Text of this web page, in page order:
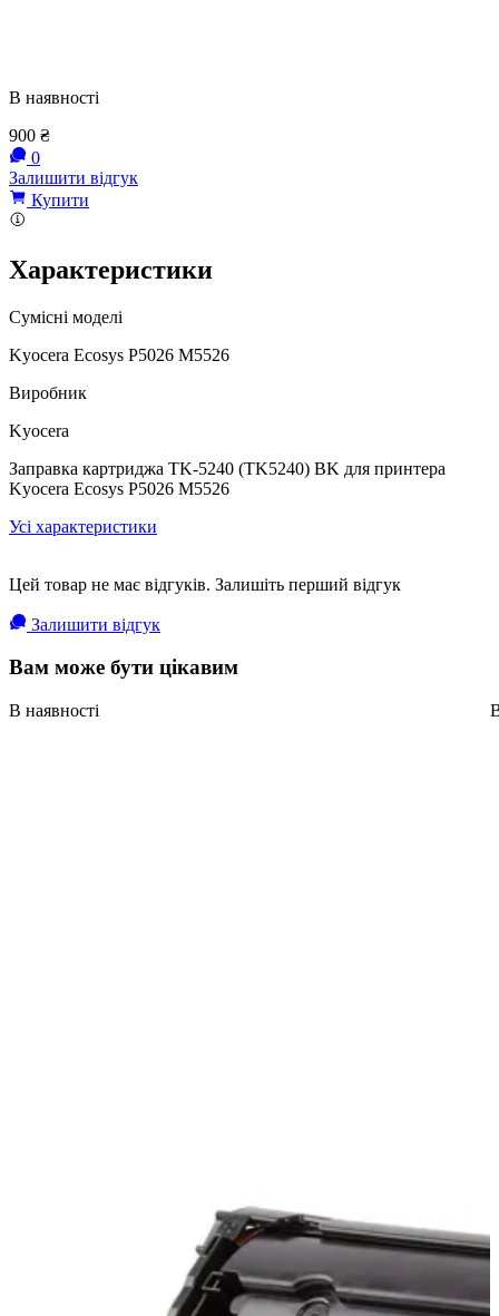
В наявності
900 ₴
0
Залишити відгук
Купити
Характеристики
Сумісні моделі
Kyocera Ecosys P5026 M5526
Виробник
Kyocera
Заправка картриджа TK-5240 (TK5240) BK для принтера
Kyocera Ecosys P5026 M5526
Усі характеристики
Цей товар не має відгуків. Залишіть перший відгук
Залишити відгук
Вам може бути цікавим
В наявності